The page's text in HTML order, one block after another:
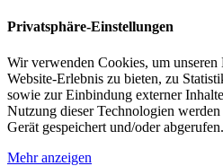
Privatsphäre-Einstellungen
Wir verwenden Cookies, um unseren
Website-Erlebnis zu bieten, zu
sowie zur Einbindung externer
Nutzung dieser Technologien
Gerät gespeichert und/oder abgerufen.
Mehr anzeigen